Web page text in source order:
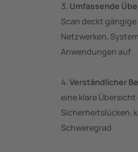
Umfassende
Scan deckt
Netzwerken,
Anwendungen auf
Verständlicher
eine klare
Sicherheitslücken,
Schweregrad